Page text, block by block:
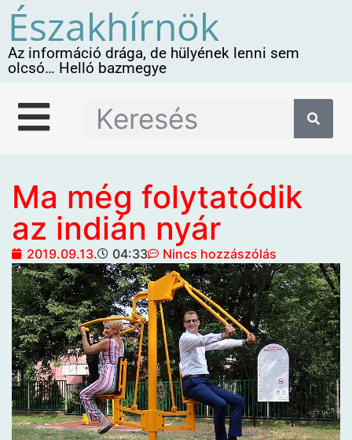
Északhírnök
Az információ drága, de hülyének lenni sem
olcsó… Helló bazmegye
Ma még folytatódik
az indián nyár
2019.09.13. 04:33 Nincs hozzászólás